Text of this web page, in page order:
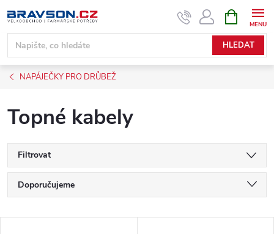
na
obsah
HLEDAT
NÁKUPNÍ
KOŠÍK
NAPÁJEČKY PRO DRŮBEŽ
Topné kabely
Filtrovat
Ř
a
Doporučujeme